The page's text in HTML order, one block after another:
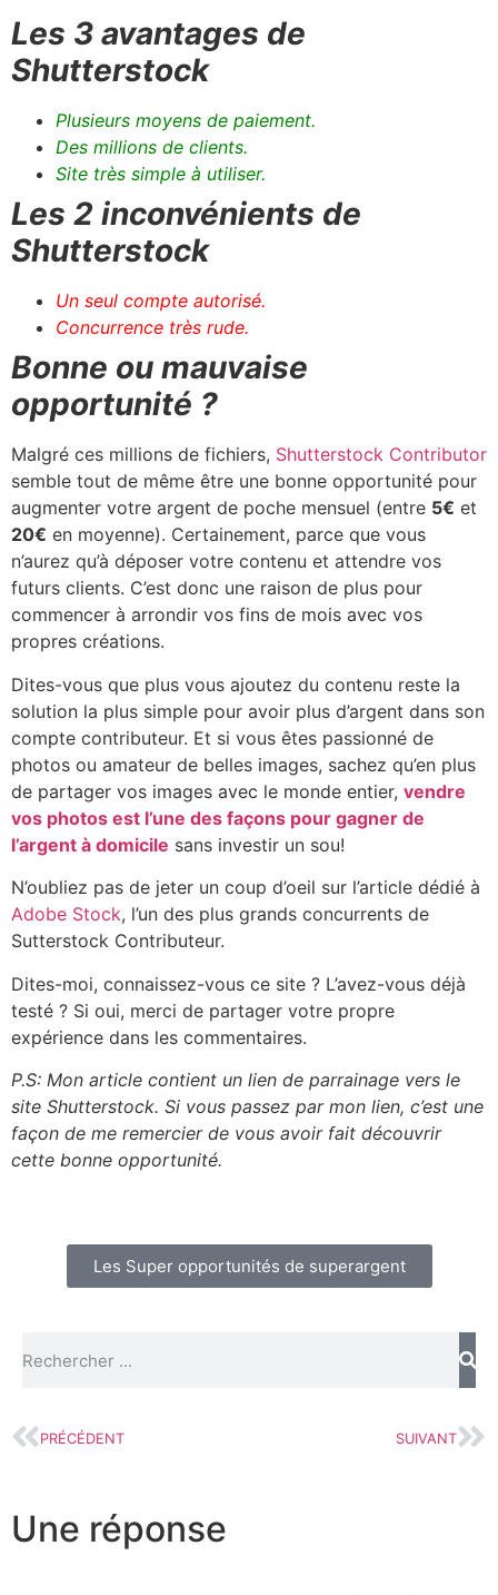
Les 3 avantages de
Shutterstock
Plusieurs moyens de paiement.
Des millions de clients.
Site très simple à utiliser.
Les 2 inconvénients de
Shutterstock
Un seul compte autorisé.
Concurrence très rude.
Bonne ou mauvaise
opportunité ?
Malgré ces millions de fichiers, Shutterstock Contributor
semble tout de même être une bonne opportunité pour
augmenter votre argent de poche mensuel (entre 5€ et
20€ en moyenne). Certainement, parce que vous
n’aurez qu’à déposer votre contenu et attendre vos
futurs clients. C’est donc une raison de plus pour
commencer à arrondir vos fins de mois avec vos
propres créations.
Dites-vous que plus vous ajoutez du contenu reste la
solution la plus simple pour avoir plus d’argent dans son
compte contributeur. Et si vous êtes passionné de
photos ou amateur de belles images, sachez qu’en plus
de partager vos images avec le monde entier, vendre
vos photos est l’une des façons pour gagner de
l’argent à domicile sans investir un sou!
N’oubliez pas de jeter un coup d’oeil sur l’article dédié à
Adobe Stock, l’un des plus grands concurrents de
Sutterstock Contributeur.
Dites-moi, connaissez-vous ce site ? L’avez-vous déjà
testé ? Si oui, merci de partager votre propre
expérience dans les commentaires.
P.S: Mon article contient un lien de parrainage vers le
site Shutterstock. Si vous passez par mon lien, c’est une
façon de me remercier de vous avoir fait découvrir
cette bonne opportunité.
Les Super opportunités de superargent
PRÉCÉDENT SUIVANT
Une réponse